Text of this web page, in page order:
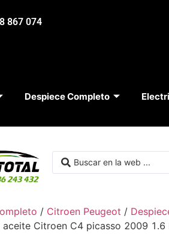
867 074
Despiece Completo
/ Citroen Peugeot /
Citroen C4 picasso 2009